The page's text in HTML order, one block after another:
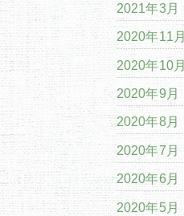
2021年3月
2020年11月
2020年10月
2020年9月
2020年8月
2020年7月
2020年6月
2020年5月